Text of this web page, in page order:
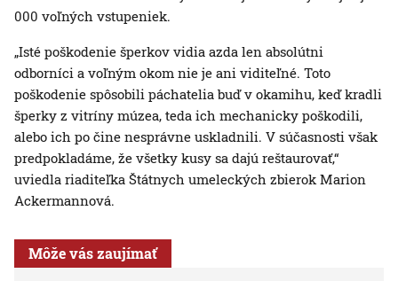
000 voľných vstupeniek.
„Isté poškodenie šperkov vidia azda len absolútni
odborníci a voľným okom nie je ani viditeľné. Toto
poškodenie spôsobili páchatelia buď v okamihu, keď kradli
šperky z vitríny múzea, teda ich mechanicky poškodili,
alebo ich po čine nesprávne uskladnili. V súčasnosti však
predpokladáme, že všetky kusy sa dajú reštaurovať,“
uviedla riaditeľka Štátnych umeleckých zbierok Marion
Ackermannová.
Môže vás zaujímať